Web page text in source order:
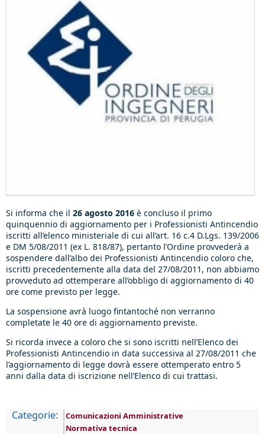
Si informa che il 26 agosto 2016 è concluso il primo
quinquennio di aggiornamento per i Professionisti Antincendio
iscritti all’elenco ministeriale di cui all’art. 16 c.4 D.Lgs. 139/2006
e DM 5/08/2011 (ex L. 818/87), pertanto l’Ordine provvederà a
sospendere dall’albo dei Professionisti Antincendio coloro che,
iscritti precedentemente alla data del 27/08/2011, non abbiamo
provveduto ad ottemperare all’obbligo di aggiornamento di 40
ore come previsto per legge.
La sospensione avrà luogo fintantoché non verranno
completate le 40 ore di aggiornamento previste.
Si ricorda invece a coloro che si sono iscritti nell’Elenco dei
Professionisti Antincendio in data successiva al 27/08/2011 che
l’aggiornamento di legge dovrà essere ottemperato entro 5
anni dalla data di iscrizione nell’Elenco di cui trattasi.
Categorie:
Comunicazioni Amministrative
Normativa tecnica